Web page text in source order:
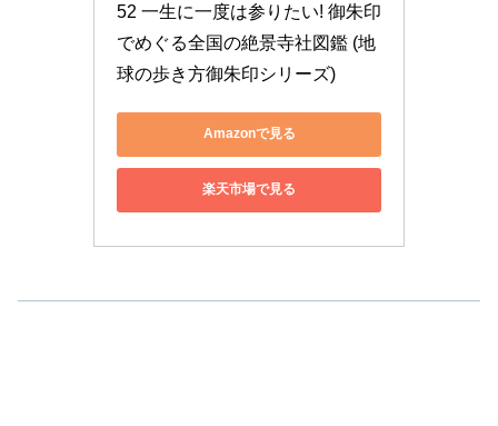
52 一生に一度は参りたい! 御朱印
でめぐる全国の絶景寺社図鑑 (地
球の歩き方御朱印シリーズ)
Amazonで見る
楽天市場で見る